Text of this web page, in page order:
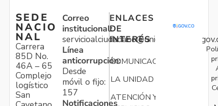
SEDE
NACIO
NAL
Carrera
85D No.
46A – 65
Complejo
logístico
San
Correo
institucional:
Línea
anticorrupción:
Desde
móvil o fijo:
157
Notificaciones
ENLACES
DE
INTERÉS
COMUNICACIONES
LA UNIDAD
ATENCIÓN Y